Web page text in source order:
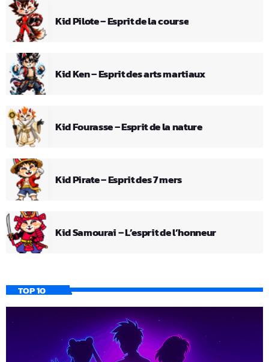
Kid Pilote – Esprit de la course
Kid Ken – Esprit des arts martiaux
Kid Fourasse – Esprit de la nature
Kid Pirate – Esprit des 7 mers
Kid Samourai – L’esprit de l’honneur
TOP 10